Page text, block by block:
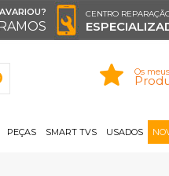
CENTRO
Os meus
PEÇAS SMART TVS USADOS